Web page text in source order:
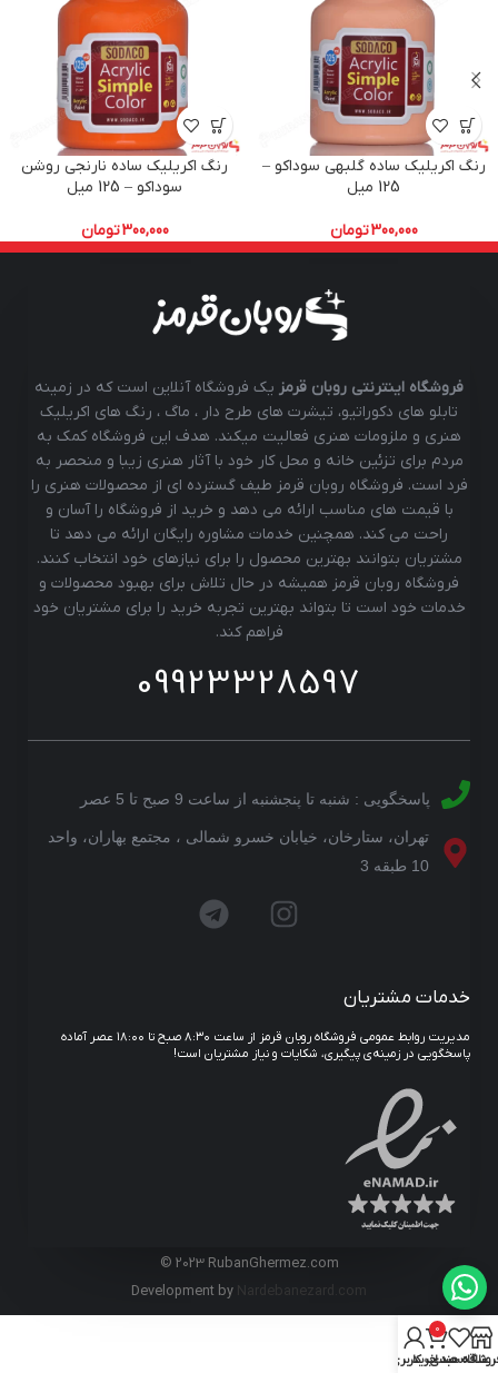
رنگ اکریلیک ساده گلبهی سوداکو –
125 میل
300,000تومان
رنگ اکریلیک ساده نارنجی روشن
سوداکو – 125 میل
300,000تومان
فروشگاه اینترنتی روبان قرمز یک فروشگاه آنلاین است که در زمینه
تابلو های دکوراتیو، تیشرت های طرح دار ، ماگ ، رنگ های اکریلیک
هنری و ملزومات هنری فعالیت میکند. هدف این فروشگاه کمک به
مردم برای تزئین خانه و محل کار خود با آثار هنری زیبا و منحصر به
فرد است. فروشگاه روبان قرمز طیف گسترده ای از محصولات هنری را
با قیمت های مناسب ارائه می دهد و خرید از فروشگاه را آسان و
راحت می کند. همچنین خدمات مشاوره رایگان ارائه می دهد تا
مشتریان بتوانند بهترین محصول را برای نیازهای خود انتخاب کنند.
فروشگاه روبان قرمز همیشه در حال تلاش برای بهبود محصولات و
خدمات خود است تا بتواند بهترین تجربه خرید را برای مشتریان خود
فراهم کند.
09923328597
پاسخگویی : شنبه تا پنجشنبه از ساعت 9 صبح تا 5 عصر
تهران، ستارخان، خیابان خسرو شمالی ، مجتمع بهاران، واحد
10 طبقه 3
خدمات مشتریان
مدیریت روابط عمومی فروشگاه روبان قرمز از ساعت ۸:۳۰ صبح تا ۱۸:۰۰ عصر آماده
پاسخگویی در زمینه‌ی پیگیری، شکایات و نیاز مشتریان است!
© 2023 RubanGhermez.com
Development by Nardebanezard.com
علاقه مندی
0
سبد خرید
حساب کاربری من